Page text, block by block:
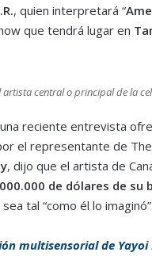
, quien interpretará “
que tendrá lugar en
artista central o principal de la
reciente entrevista
el representante de
, dijo que el artista de
de dólares de su
tal “como él lo imaginó”.
multisensorial de Yayoi